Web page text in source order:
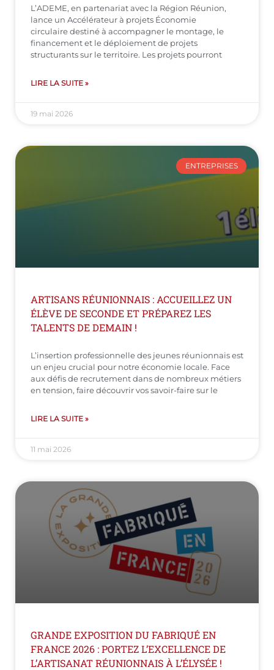
L’ADEME, en partenariat avec la Région Réunion,
lance un Accélérateur à projets Économie
circulaire destiné à accompagner le montage, le
financement et le déploiement de projets
structurants sur le territoire. Les projets pourront
LIRE LA SUITE »
19 mai 2026
ENTREPRISES
ARTISANS RÉUNIONNAIS : ACCUEILLEZ UN
ÉLÈVE DE SECONDE ET PRÉPAREZ LES
TALENTS DE DEMAIN !
L’insertion professionnelle des jeunes réunionnais est
un enjeu crucial pour notre économie locale. Face
aux défis de recrutement dans de nombreux métiers
en tension, faire découvrir vos savoir-faire sur le
LIRE LA SUITE »
11 mai 2026
GRANDE EXPOSITION DU FABRIQUÉ EN
FRANCE 2026 : PORTEZ L’EXCELLENCE DE
L’ARTISANAT RÉUNIONNAIS À L’ÉLYSÉE !